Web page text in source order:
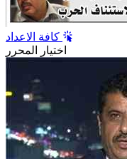
اختيار المحرر